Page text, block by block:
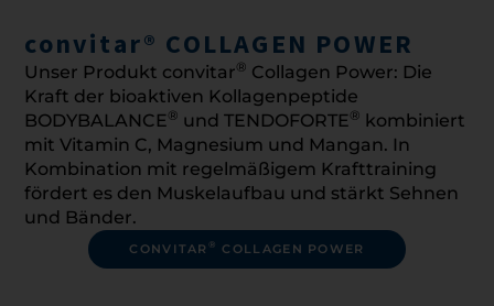
convitar® COLLAGEN POWER
Unser Produkt convitar® Collagen Power: Die
Kraft der bioaktiven Kollagenpeptide
BODYBALANCE® und TENDOFORTE® kombiniert
mit Vitamin C, Magnesium und Mangan. In
Kombination mit regelmäßigem Krafttraining
fördert es den Muskelaufbau und stärkt Sehnen
und Bänder.
CONVITAR ® COLLAGEN POWER